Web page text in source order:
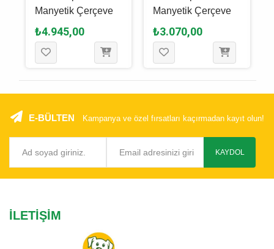
Manyetik Çerçeve
₺4.945,00
Manyetik Çerçeve
₺3.070,00
E-BÜLTEN Kampanya ve özel fırsatları kaçırmadan kayıt olun!
KAYDOL
İLETIŞIM